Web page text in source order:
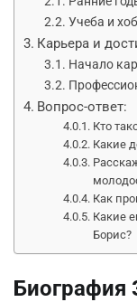
Учеба и
Карьера и
Начало
Вопрос-ответ:
Кто
Какие
Как
Какие
Борис?
Биография